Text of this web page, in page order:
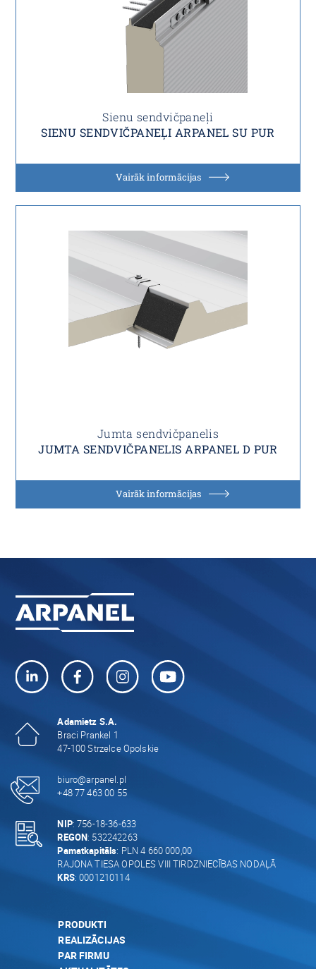
Sienu sendvičpaneļi
SIENU SENDVIČPANEĻI ARPANEL SU PUR
Vairāk informācijas
Jumta sendvičpanelis
JUMTA SENDVIČPANELIS ARPANEL D PUR
Vairāk informācijas
Adamietz S.A.
Braci Prankel 1
47-100 Strzelce Opolskie
biuro@arpanel.pl
+48 77 463 00 55
NIP: 756-18-36-633
REGON: 532242263
Pamatkapitāls: PLN 4 660 000,00
RAJONA TIESA OPOLES VIII TIRDZNIECĪBAS NODAĻĀ
KRS: 0001210114
PRODUKTI
REALIZĀCIJAS
PAR FIRMU